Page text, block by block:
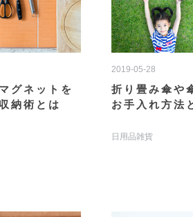
グネットを
納術とは
2019-05-28
折り畳み傘や
お手入れ方法
日用品雑貨